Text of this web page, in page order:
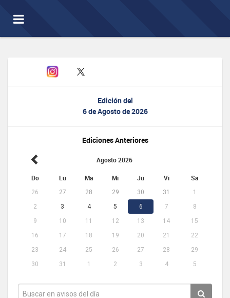
Toggle
navigation
Edición del
6 de Agosto de 2026
Ediciones Anteriores
Agosto 2026
Do Lu Ma Mi Ju Vi Sa
26 27 28 29 30 31
1
2
3 4 5 6 7
8
9
10 11 12 13 14
15
16
17 18 19 20 21
22
23
24 25 26 27 28
29
30
31 1 2 3 4 5